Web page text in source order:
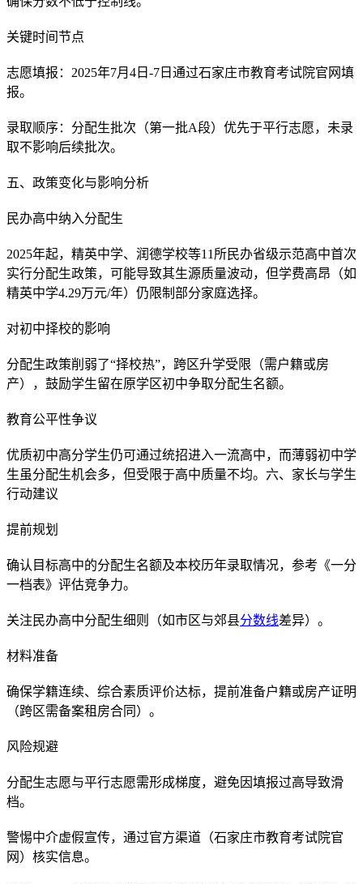
关键时间节点
志愿填报：2025年7月4日-7日通过石家庄市教育考试院官网填
报。
录取顺序：分配生批次（第一批A段）优先于平行志愿，未录
取不影响后续批次。
五、政策变化与影响分析
民办高中纳入分配生
2025年起，精英中学、润德学校等11所民办省级示范高中首次
实行分配生政策，可能导致其生源质量波动，但学费高昂（如
精英中学4.29万元/年）仍限制部分家庭选择。
对初中择校的影响
分配生政策削弱了“择校热”，跨区升学受限（需户籍或房
产），鼓励学生留在原学区初中争取分配生名额。
教育公平性争议
优质初中高分学生仍可通过统招进入一流高中，而薄弱初中学
生虽分配生机会多，但受限于高中质量不均。六、家长与学生
行动建议
提前规划
确认目标高中的分配生名额及本校历年录取情况，参考《一分
一档表》评估竞争力。
关注民办高中分配生细则（如市区与郊县分数线差异）。
材料准备
确保学籍连续、综合素质评价达标，提前准备户籍或房产证明
（跨区需备案租房合同）。
风险规避
分配生志愿与平行志愿需形成梯度，避免因填报过高导致滑
档。
警惕中介虚假宣传，通过官方渠道（石家庄市教育考试院官
网）核实信息。